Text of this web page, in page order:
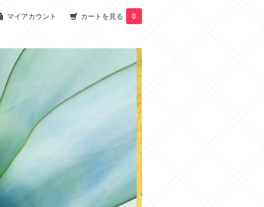
マイアカウント カートを見る 0